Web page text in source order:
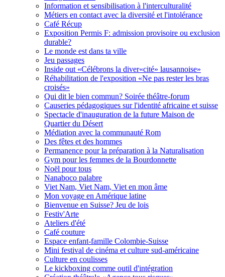
Information et sensibilisation à l'interculturalité
Métiers en contact avec la diversité et l'intolérance
Café Récup
Exposition Permis F: admission provisoire ou exclusion
durable?
Le monde est dans ta ville
Jeu passages
Inside out «Célébrons la diver«cité» lausannoise»
Réhabilitation de l'exposition «Ne pas rester les bras
croisés»
Qui dit le bien commun? Soirée théâtre-forum
Causeries pédagogiques sur l'identité africaine et suisse
Spectacle d'inauguration de la future Maison de
Quartier du Désert
Médiation avec la communauté Rom
Des fêtes et des hommes
Permanence pour la préparation à la Naturalisation
Gym pour les femmes de la Bourdonnette
Noël pour tous
Nanaboco palabre
Viet Nam, Viet Nam, Viet en mon âme
Mon voyage en Amérique latine
Bienvenue en Suisse? Jeu de lois
Festiv'Arte
Ateliers d'été
Café couture
Espace enfant-famille Colombie-Suisse
Mini festival de cinéma et culture sud-américaine
Culture en coulisses
Le kickboxing comme outil d'intégration